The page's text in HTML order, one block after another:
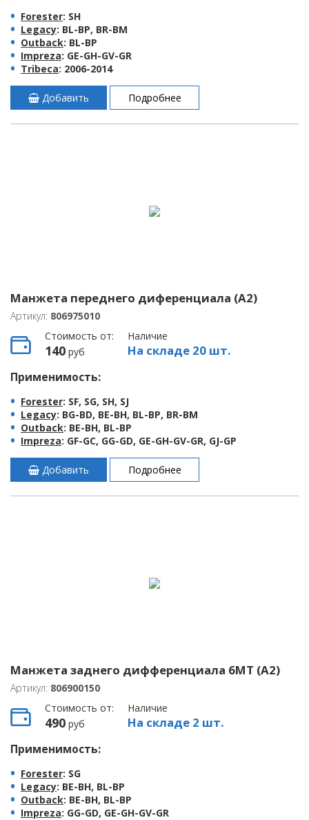
Forester: SH
Legacy: BL-BP, BR-BM
Outback: BL-BP
Impreza: GE-GH-GV-GR
Tribeca: 2006-2014
Добавить Подробнее
Манжета переднего диференциала (A2)
Артикул: 806975010
Стоимость от:
140 руб
Наличие
На складе 20 шт.
Применимость:
Forester: SF, SG, SH, SJ
Legacy: BG-BD, BE-BH, BL-BP, BR-BM
Outback: BE-BH, BL-BP
Impreza: GF-GC, GG-GD, GE-GH-GV-GR, GJ-GP
Добавить Подробнее
Манжета заднего дифференциала 6MT (A2)
Артикул: 806900150
Стоимость от:
490 руб
Наличие
На складе 2 шт.
Применимость:
Forester: SG
Legacy: BE-BH, BL-BP
Outback: BE-BH, BL-BP
Impreza: GG-GD, GE-GH-GV-GR